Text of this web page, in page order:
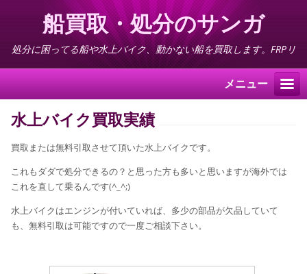
船買取・処分のサンガ
処分に困ってる船や水上バイク、動かない船を買取します。FRPリ
サイクル料不要
メニュー
水上バイク買取実績
買取または無料引取させて頂いた水上バイクです。
これもダダで処分できるの？と思った方も多いと思いますが海外では
これを直して乗るんです(^_^;)
水上バイクはエンジンが付いていれば、多少の部品が欠品していて
も、無料引取は可能ですので一度ご相談下さい。